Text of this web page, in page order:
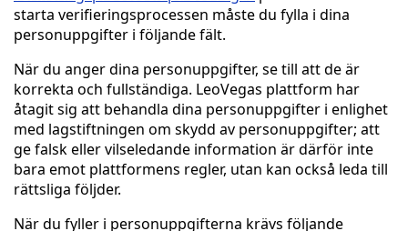
starta verifieringsprocessen måste du fylla i dina
personuppgifter i följande fält.
När du anger dina personuppgifter, se till att de är
korrekta och fullständiga. LeoVegas plattform har
åtagit sig att behandla dina personuppgifter i enlighet
med lagstiftningen om skydd av personuppgifter; att
ge falsk eller vilseledande information är därför inte
bara emot plattformens regler, utan kan också leda till
rättsliga följder.
När du fyller i personuppgifterna krävs följande